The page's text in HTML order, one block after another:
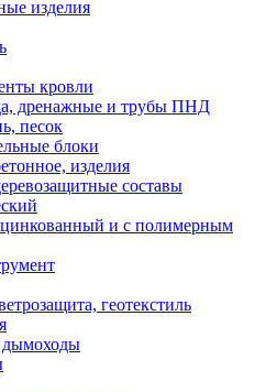
изделия
кровли
дренажные и трубы ПНД
песок
блоки
изделия
составы
и с полимерным
геотекстиль
дымоходы